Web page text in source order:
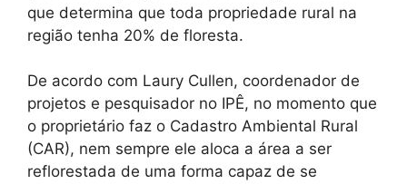
que determina que toda propriedade rural na
região tenha 20% de floresta.
De acordo com Laury Cullen, coordenador de
projetos e pesquisador no IPÊ, no momento que
o proprietário faz o Cadastro Ambiental Rural
(CAR), nem sempre ele aloca a área a ser
reflorestada de uma forma capaz de se